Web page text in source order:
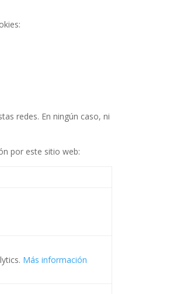
redes. En ningún caso, ni
por este sitio web:
Más información